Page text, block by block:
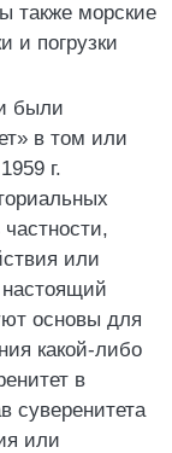
также морские
и погрузки
были
в том или
г.
или
основы для
какой-либо
в
суверенитета
или